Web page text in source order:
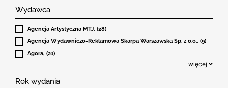
Wydawca
Agencja Artystyczna MTJ, (28)
Agencja Wydawniczo-Reklamowa Skarpa Warszawska Sp. z o.o., (9)
Agora, (21)
więcej
Rok wydania